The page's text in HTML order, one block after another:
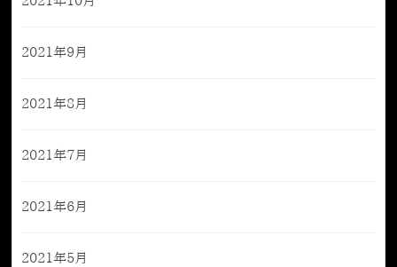
2021年9月
2021年8月
2021年7月
2021年6月
2021年5月